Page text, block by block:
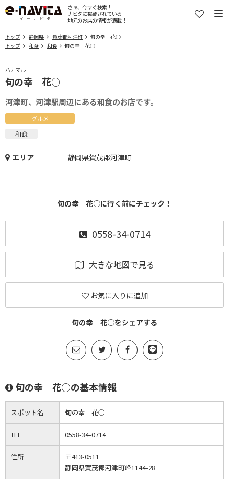
さぁ、今すぐ検索！
ナビタに掲載されている
地元のお店の情報が満載！
トップ 静岡県 賀茂郡河津町
旬の幸 花○
トップ
和食 和食 旬の幸 花○
ハナマル
旬の幸 花○
河津町、河津駅周辺にある和食のお店です。
グルメ
和食
エリア 静岡県賀茂郡河津町
旬の幸 花○に行く前にチェック！
0558-34-0714
大きな地図で見る
お気に入りに追加
旬の幸 花○をシェアする
旬の幸 花○の基本情報
スポット名 旬の幸 花○
TEL 0558-34-0714
住所
〒413-0511
静岡県賀茂郡河津町峰1144-28